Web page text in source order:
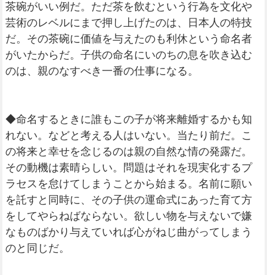
茶碗がいい例だ。ただ茶を飲むという行為を文化や
芸術のレベルにまで押し上げたのは、日本人の特技
だ。その茶碗に価値を与えたのも利休という命名者
がいたからだ。子供の命名にいのちの息を吹き込む
のは、親のなすべき一番の仕事になる。
◆命名するときに誰もこの子が将来離婚するかも知
れない。などと考える人はいない。当たり前だ。こ
の将来と幸せを念じるのは親の自然な情の発露だ。
その動機は素晴らしい。問題はそれを現実化するプ
ラセスを怠けてしまうことから始まる。名前に願い
を託すと同時に、その子供の運命式にあった育て方
をしてやらねばならない。欲しい物を与えないで嫌
なものばかり与えていれば心がねじ曲がってしまう
のと同じだ。